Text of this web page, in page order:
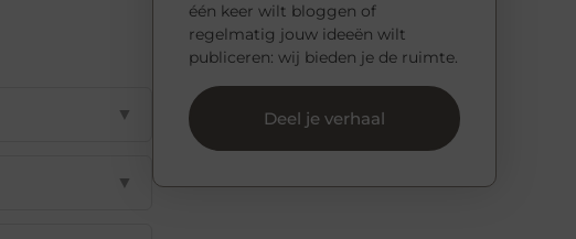
▼
▼
één keer wilt bloggen of
regelmatig jouw ideeën wilt
publiceren: wij bieden je de ruimte.
Deel je verhaal